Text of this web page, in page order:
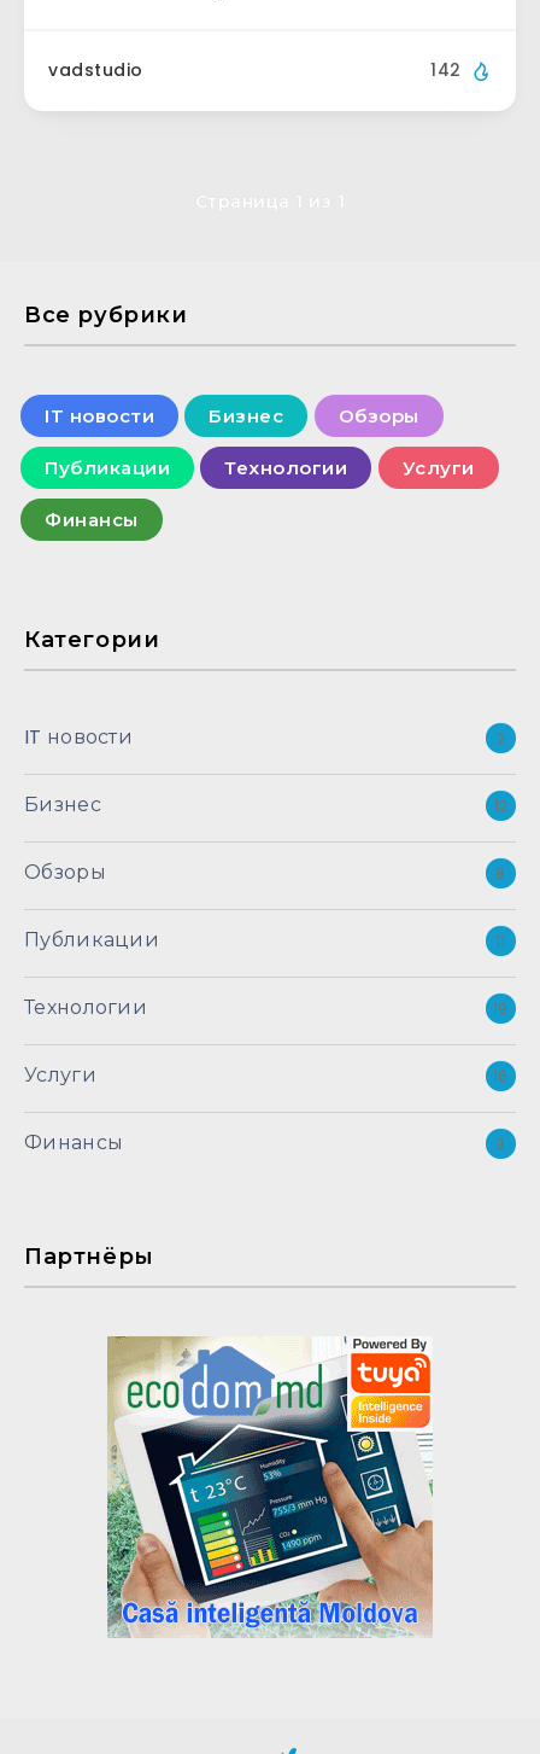
vadstudio 142
Страница 1 из 1
Все рубрики
IT новости Бизнес Обзоры
Публикации Технологии Услуги
Финансы
Категории
IT новости 2
Бизнес 12
Обзоры 8
Публикации 11
Технологии 19
Услуги 16
Финансы 3
Партнёры